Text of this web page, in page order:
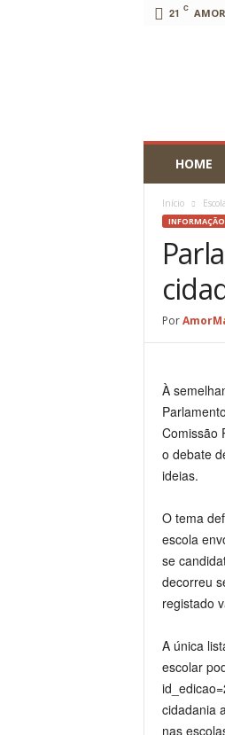
21 C
HOME
Início
INFORMAÇÃO
Por
À
Comissão
o debate
ideias.
O tema
escola
se
decorreu
registado
A única
escolar
cidadania
nas